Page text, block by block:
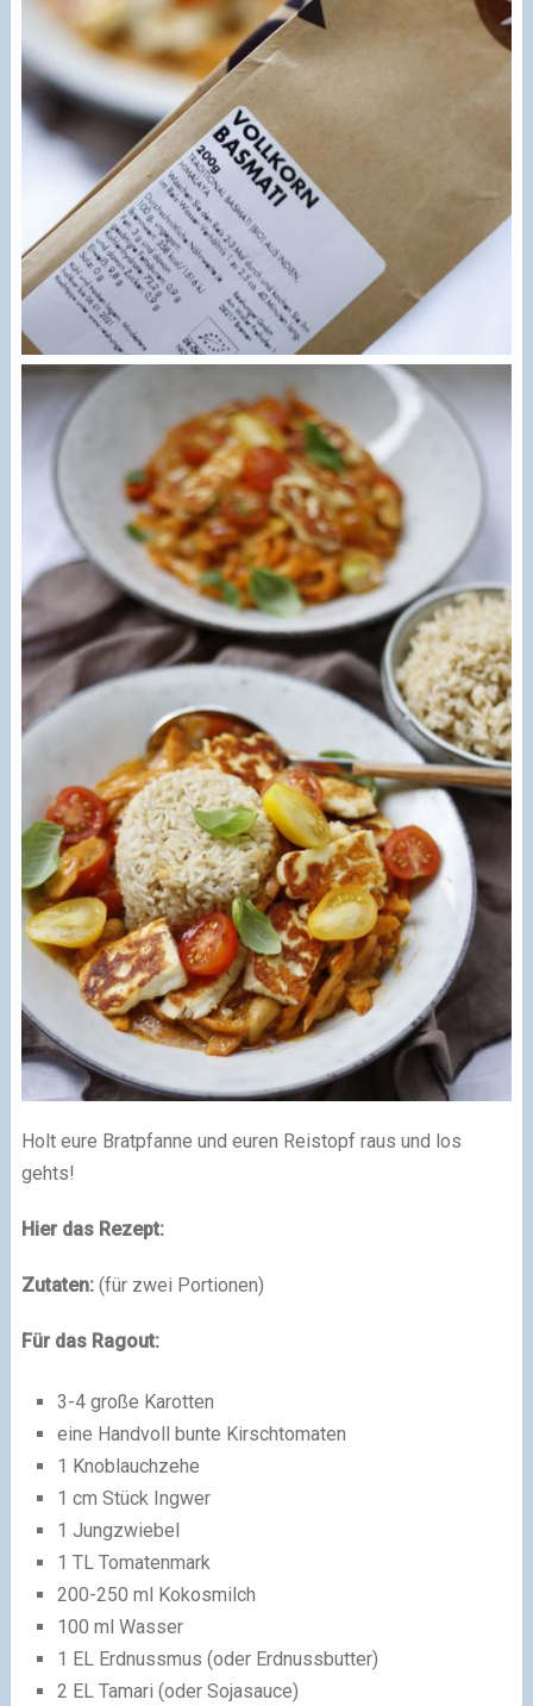
Holt eure Bratpfanne und euren Reistopf raus und los
gehts!
Hier das Rezept:
Zutaten:(für zwei Portionen)
Für das Ragout:
3-4 große Karotten
eine Handvoll bunte Kirschtomaten
1 Knoblauchzehe
1 cm Stück Ingwer
1 Jungzwiebel
1 TL Tomatenmark
200-250 ml Kokosmilch
100 ml Wasser
1 EL Erdnussmus (oder Erdnussbutter)
2 EL Tamari (oder Sojasauce)